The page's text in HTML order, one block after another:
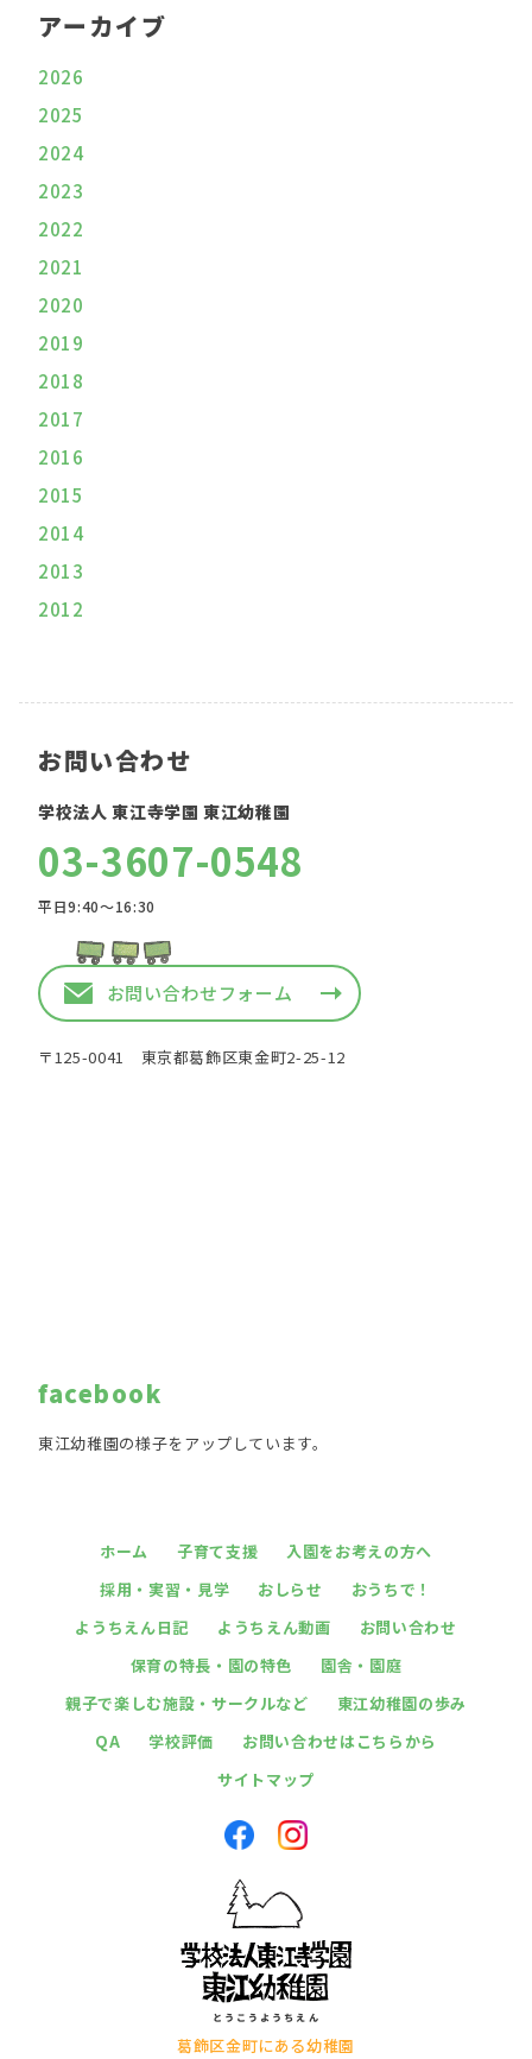
アーカイブ
2026
2025
2024
2023
2022
2021
2020
2019
2018
2017
2016
2015
2014
2013
2012
お問い合わせ
学校法人 東江寺学園 東江幼稚園
03-3607-0548
平日9:40〜16:30
お問い合わせフォーム
〒125-0041 東京都葛飾区東金町2-25-12
facebook
東江幼稚園の様子をアップしています。
ホーム 子育て支援
入園をお考えの方へ
採用・実習・見学
おしらせ
おうちで！
ようちえん日記
ようちえん動画
お問い合わせ
保育の特長・園の特色
園舎・園庭
親子で楽しむ施設・サークルなど
東江幼稚園の歩み
QA
学校評価
お問い合わせはこちらから
サイトマップ
葛飾区金町にある幼稚園